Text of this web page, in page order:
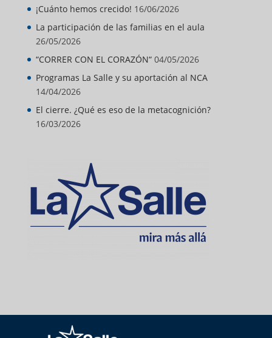
¡Cuánto hemos crecido! 16/06/2026
La participación de las familias en el aula
26/05/2026
“CORRER CON EL CORAZÓN“ 04/05/2026
Programas La Salle y su aportación al NCA
14/04/2026
El cierre. ¿Qué es eso de la metacognición?
16/03/2026